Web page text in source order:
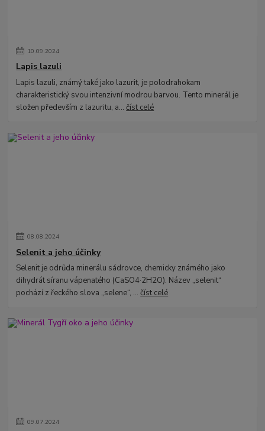
10.09.2024
Lapis lazuli
Lapis lazuli, známý také jako lazurit, je polodrahokam
charakteristický svou intenzivní modrou barvou. Tento minerál je
složen především z lazuritu, a...číst celé
08.08.2024
Selenit a jeho účinky
Selenit je odrůda minerálu sádrovce, chemicky známého jako
dihydrát síranu vápenatého (CaSO4·2H2O). Název „selenit“
pochází z řeckého slova „selene“, ...číst celé
09.07.2024